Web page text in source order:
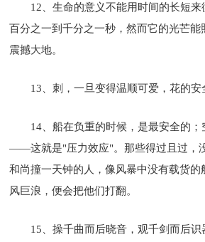
12、生命的意义不能用时间的长短
百分之一到千分之一秒，然而它的光芒
震撼大地。
13、刺，一旦变得温顺可爱，花的安
14、船在负重的时候，是最安全的
——这就是"压力效应"。那些得过且过，
和尚撞一天钟的人，像风暴中没有载货的
风巨浪，便会把他们打翻。
15、操千曲而后晓音，观千剑而后识